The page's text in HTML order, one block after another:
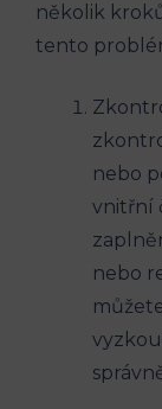
několik
⁤tento
nebo
vnitřní
nebo